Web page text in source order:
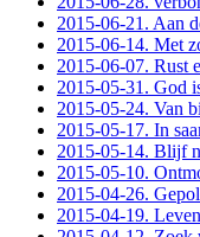
2015-06-21. Aan
2015-06-14. Met
2015-06-07. Rust
2015-05-31. God
2015-05-24. Van
2015-05-17. In
2015-05-14. Blijf
2015-05-10.
2015-04-26.
2015-04-19.